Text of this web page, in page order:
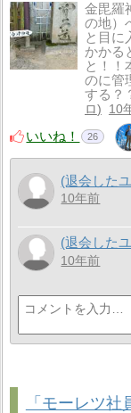
金毘羅
の地）
と目に
かかる
と！！
のに管
する？
ロ
10
いいね！ 26
(退会した
10年前
(退会した
10年前